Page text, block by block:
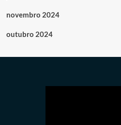
novembro 2024
outubro 2024